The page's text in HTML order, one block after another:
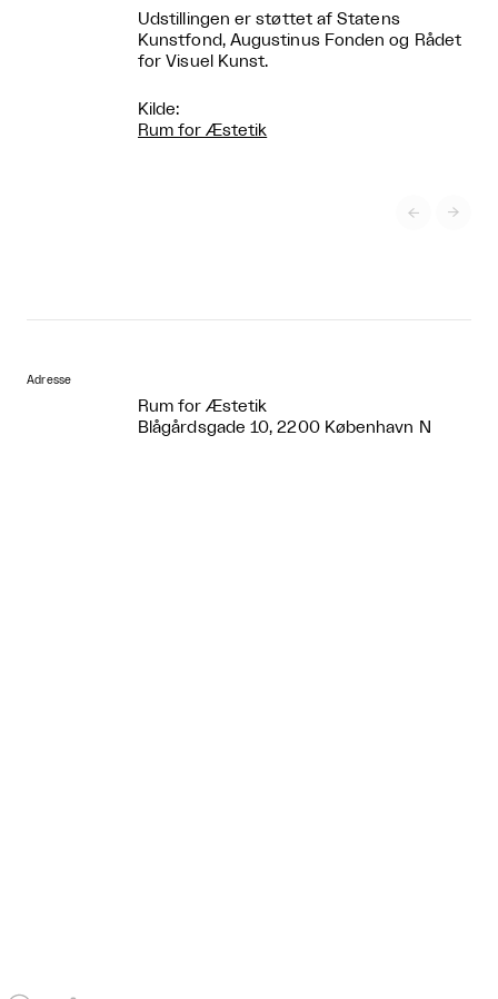
Udstillingen er støttet af Statens
Kunstfond, Augustinus Fonden og Rådet
for Visuel Kunst.
Kilde:
Rum for Æstetik
 
Adresse
Rum for Æstetik
Blågårdsgade 10, 2200 København N